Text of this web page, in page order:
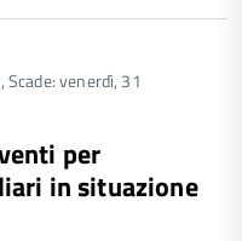
Scade: venerdì, 31
per
in situazione